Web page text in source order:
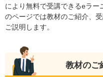
により無料で受講できるeラー
のページでは教材のご紹介、
ご説明します。
教材のご